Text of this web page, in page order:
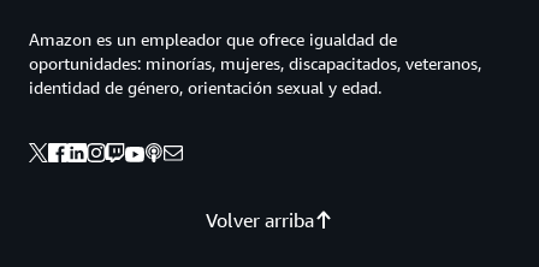
Volver arriba
Amazon es un empleador que ofrece igualdad de
oportunidades: minorías, mujeres, discapacitados, veteranos,
identidad de género, orientación sexual y edad.